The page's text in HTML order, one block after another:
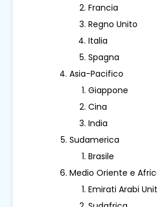
Francia
Regno Unito
Italia
Spagna
Asia-Pacifico
Giappone
Cina
India
Sudamerica
Brasile
Medio Oriente e
Emirati Arabi